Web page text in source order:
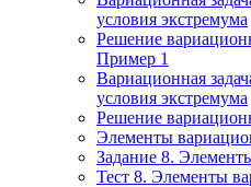
условия экстремума
Решение
Пример 1
Вариационная
условия экстремума
Решение
Элементы
Задание 8.
Тест 8. Элементы